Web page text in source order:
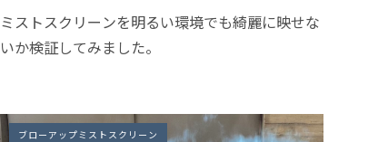
ミストスクリーンを明るい環境でも綺麗に映せな
いか検証してみました。
ブローアップミストスクリーン